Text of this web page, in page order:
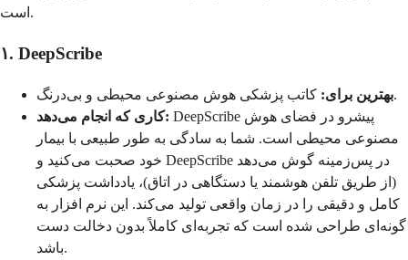
است.
۱. DeepScribe
بهترین برای:کاتب پزشکی هوش مصنوعی محیطی و بی‌درنگ.
کاری که انجام می‌دهد: DeepScribe پیشرو در فضای هوش
مصنوعی محیطی است. شما به سادگی به طور طبیعی با بیمار
خود صحبت می‌کنید و DeepScribe در پس‌زمینه گوش می‌دهد
(از طریق تلفن هوشمند یا دستگاهی در اتاق)، یادداشت پزشکی
کامل و دقیقی را در زمان واقعی تولید می‌کند. این نرم افزار به
گونه‌ای طراحی شده است که تجربه‌ای کاملاً بدون دخالت دست
باشد.